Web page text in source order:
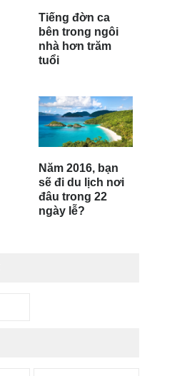
Tiếng đờn ca
bên trong ngôi
nhà hơn trăm
tuổi
Năm 2016, bạn
sẽ đi du lịch nơi
đâu trong 22
ngày lễ?